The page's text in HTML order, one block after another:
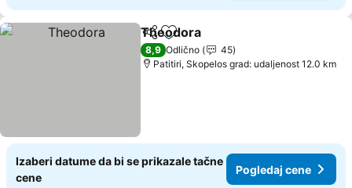
Deli Dodati u favorite
Theodora
8,9 Odlično
45
Patitiri, Skopelos grad: udaljenost 12.0 km
Izaberi datume da bi se prikazale tačne
cene
Pogledaj cene